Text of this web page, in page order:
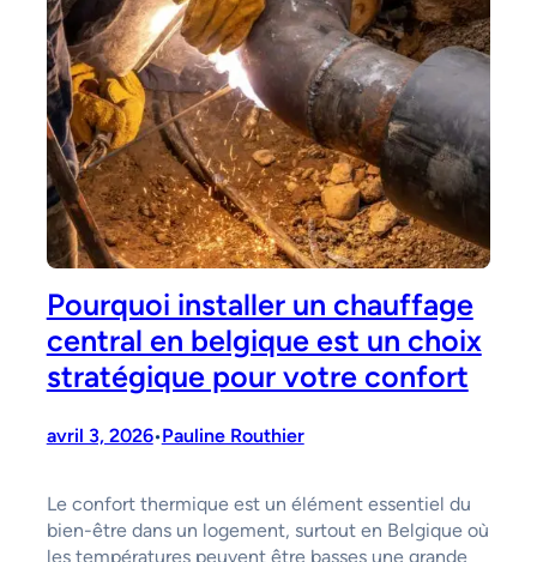
Pourquoi installer un chauffage
central en belgique est un choix
stratégique pour votre confort
avril 3, 2026•Pauline Routhier
Le confort thermique est un élément essentiel du
bien-être dans un logement, surtout en Belgique où
les températures peuvent être basses une grande